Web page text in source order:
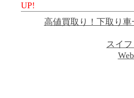
UP!
高値買取り！下取り車
スイ